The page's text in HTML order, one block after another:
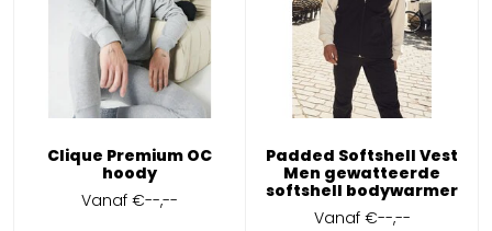
Clique Premium OC
hoody
Vanaf€--,--
Padded Softshell Vest
Men gewatteerde
softshell bodywarmer
Vanaf €--,--